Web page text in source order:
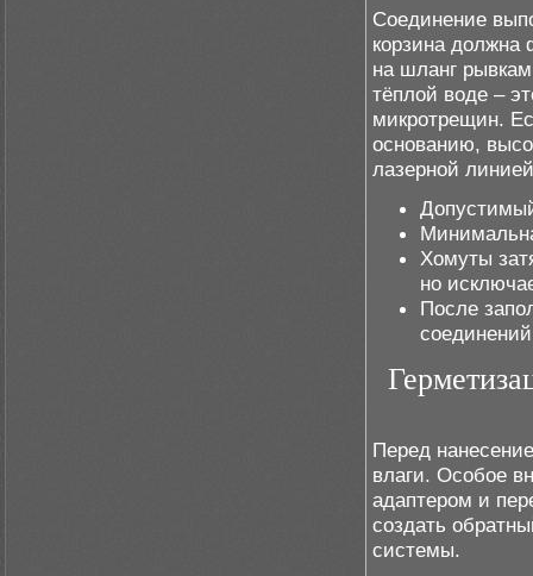
Соединение
корзина должна
на шланг
тёплой воде –
микротрещин.
основанию,
лазерной
Хомуты
но
После
Перед
влаги. Особое
адаптером и
создать
системы.